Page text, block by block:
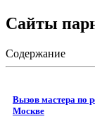
Сайты
Содержание
Вызов мастера по
Москве